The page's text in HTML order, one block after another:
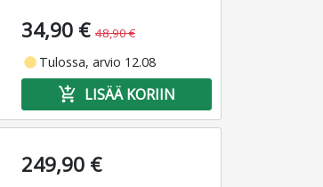
34,90 € 48,90 €
fiber_manual_record Tulossa, arvio 12.08
add_shopping_cart LISÄÄ KORIIN
249,90 €